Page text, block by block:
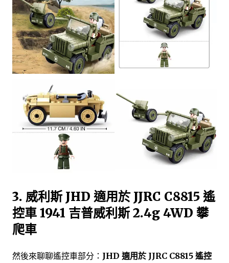
3. 威利斯 JHD 適用於 JJRC C8815 遙
控車 1941 吉普威利斯 2.4g 4WD 攀
爬車
然後來聊聊遙控車部分： JHD 適用於 JJRC C8815 遙控